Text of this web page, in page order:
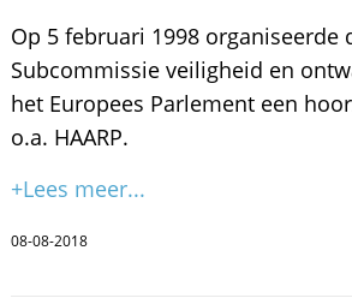
Op 5 februari 1998 organiseerde
Subcommissie veiligheid en
het Europees Parlement een
o.a. HAARP.
+Lees meer...
08-08-2018